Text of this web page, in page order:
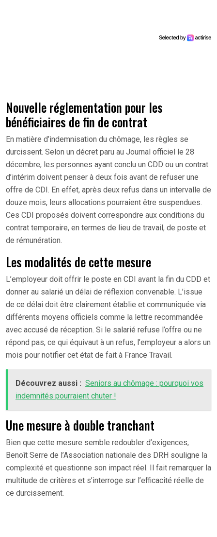
Nouvelle réglementation pour les
bénéficiaires de fin de contrat
En matière d’indemnisation du chômage, les règles se
durcissent. Selon un décret paru au Journal officiel le 28
décembre, les personnes ayant conclu un CDD ou un contrat
d’intérim doivent penser à deux fois avant de refuser une
offre de CDI. En effet, après deux refus dans un intervalle de
douze mois, leurs allocations pourraient être suspendues.
Ces CDI proposés doivent correspondre aux conditions du
contrat temporaire, en termes de lieu de travail, de poste et
de rémunération.
Les modalités de cette mesure
L’employeur doit offrir le poste en CDI avant la fin du CDD et
donner au salarié un délai de réflexion convenable. L’issue
de ce délai doit être clairement établie et communiquée via
différents moyens officiels comme la lettre recommandée
avec accusé de réception. Si le salarié refuse l’offre ou ne
répond pas, ce qui équivaut à un refus, l’employeur a alors un
mois pour notifier cet état de fait à France Travail.
Découvrez aussi : Seniors au chômage : pourquoi vos
indemnités pourraient chuter !
Une mesure à double tranchant
Bien que cette mesure semble redoubler d’exigences,
Benoît Serre de l’Association nationale des DRH souligne la
complexité et questionne son impact réel. Il fait remarquer la
multitude de critères et s’interroge sur l’efficacité réelle de
ce durcissement.